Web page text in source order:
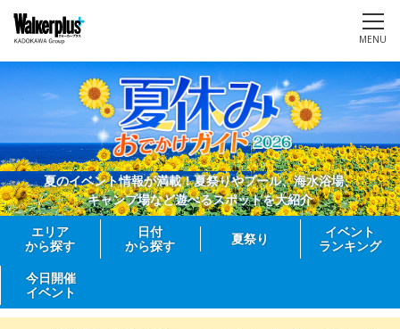
MENU
夏のイベント情報が満載！夏祭りやプール、海水浴場、
キャンプ場など遊べるスポットを大紹介
エリア
から探す
日付
から探す
夏祭り
イベント
ランキング
今日開催
イベント